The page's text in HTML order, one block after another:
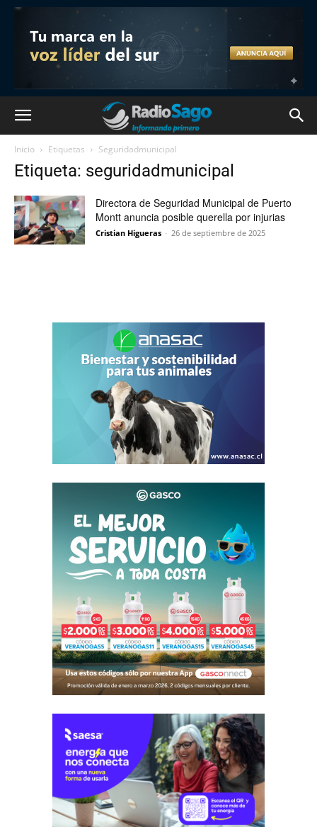
Inicio Etiquetas Seguridadmunicipal
Etiqueta: seguridadmunicipal
Directora de Seguridad Municipal de Puerto
Montt anuncia posible querella por injurias
Cristian Higueras - 26 de septiembre de 2025